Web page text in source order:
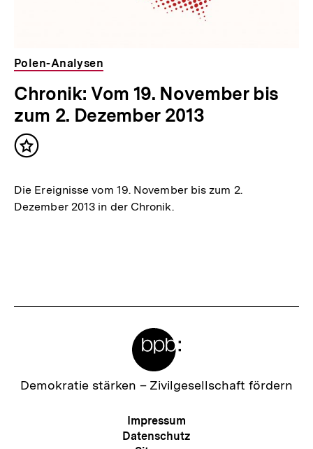
Polen-Analysen
Chronik: Vom 19. November bis
zum 2. Dezember 2013
Inhalt
Die Ereignisse vom 19. November bis zum 2.
Dezember 2013 in der Chronik.
Zur
Demokratie stärken – Zivilgesellschaft fördern
Meta-
Navigation
Impressum
Datenschutz